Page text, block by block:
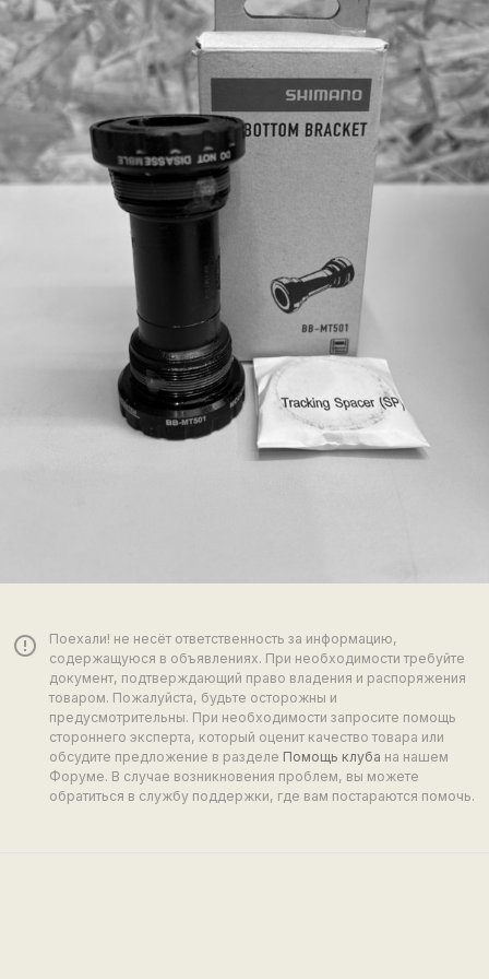
error_outline
Поехали! не несёт ответственность за информацию,
содержащуюся в объявлениях. При необходимости требуйте
документ, подтверждающий право владения и распоряжения
товаром. Пожалуйста, будьте осторожны и
предусмотрительны. При необходимости запросите помощь
стороннего эксперта, который оценит качество товара или
обсудите предложение в разделе Помощь клуба на нашем
Форуме. В случае возникновения проблем, вы можете
обратиться в службу поддержки, где вам постараются помочь.